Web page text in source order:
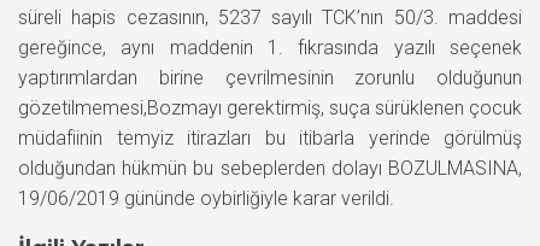
süreli hapis cezasının, 5237 sayılı TCK’nın 50/3. maddesi
gereğince, aynı maddenin 1. fıkrasında yazılı seçenek
yaptırımlardan birine çevrilmesinin zorunlu olduğunun
gözetilmemesi,Bozmayı gerektirmiş, suça sürüklenen çocuk
müdafiinin temyiz itirazları bu itibarla yerinde görülmüş
olduğundan hükmün bu sebeplerden dolayı BOZULMASINA,
19/06/2019 gününde oybirliğiyle karar verildi.